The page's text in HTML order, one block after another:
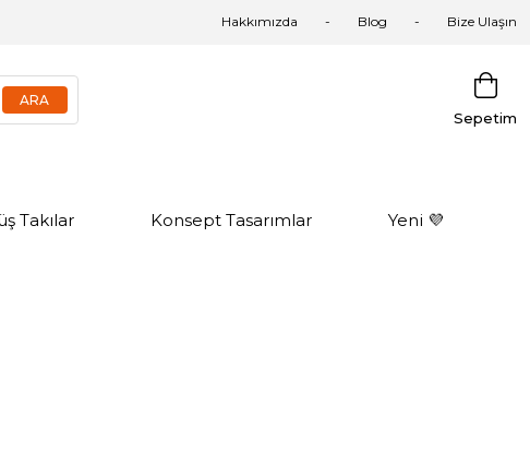
Hakkımızda Blog Bize Ulaşın
Sepetim
Takılar Konsept Tasarımlar Yeni 💜